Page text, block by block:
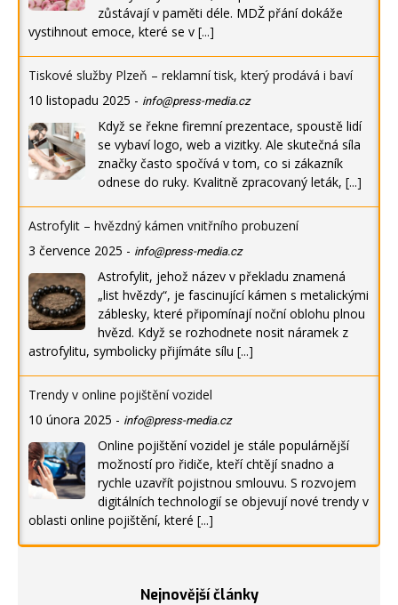
zůstávají v paměti déle. MDŽ přání dokáže
vystihnout emoce, které se v [...]
Tiskové služby Plzeň – reklamní tisk, který prodává i baví
10 listopadu 2025 - info@press-media.cz
Když se řekne firemní prezentace, spoustě lidí
se vybaví logo, web a vizitky. Ale skutečná síla
značky často spočívá v tom, co si zákazník
odnese do ruky. Kvalitně zpracovaný leták, [...]
Astrofylit – hvězdný kámen vnitřního probuzení
3 července 2025 - info@press-media.cz
Astrofylit, jehož název v překladu znamená
„list hvězdy“, je fascinující kámen s metalickými
záblesky, které připomínají noční oblohu plnou
hvězd. Když se rozhodnete nosit náramek z
astrofylitu, symbolicky přijímáte sílu [...]
Trendy v online pojištění vozidel
10 února 2025 - info@press-media.cz
Online pojištění vozidel je stále populárnější
možností pro řidiče, kteří chtějí snadno a
rychle uzavřít pojistnou smlouvu. S rozvojem
digitálních technologií se objevují nové trendy v
oblasti online pojištění, které [...]
Nejnovější články